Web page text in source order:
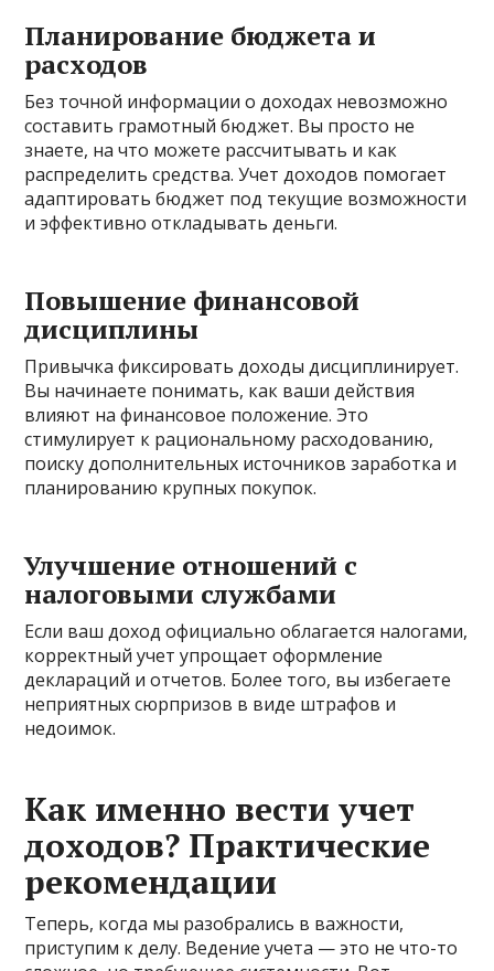
Планирование бюджета и
расходов
Без точной информации о доходах невозможно
составить грамотный бюджет. Вы просто не
знаете, на что можете рассчитывать и как
распределить средства. Учет доходов помогает
адаптировать бюджет под текущие возможности
и эффективно откладывать деньги.
Повышение финансовой
дисциплины
Привычка фиксировать доходы дисциплинирует.
Вы начинаете понимать, как ваши действия
влияют на финансовое положение. Это
стимулирует к рациональному расходованию,
поиску дополнительных источников заработка и
планированию крупных покупок.
Улучшение отношений с
налоговыми службами
Если ваш доход официально облагается налогами,
корректный учет упрощает оформление
деклараций и отчетов. Более того, вы избегаете
неприятных сюрпризов в виде штрафов и
недоимок.
Как именно вести учет
доходов? Практические
рекомендации
Теперь, когда мы разобрались в важности,
приступим к делу. Ведение учета — это не что-то